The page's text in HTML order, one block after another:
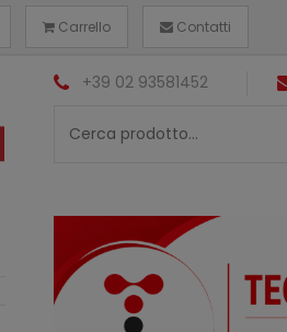
Carrello Contatti
+39 02 93581452